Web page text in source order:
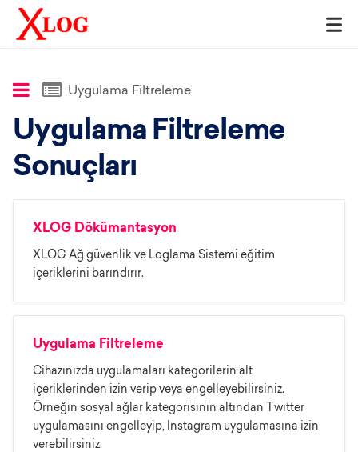
Uygulama Filtreleme
Uygulama Filtreleme
Sonuçları
XLOG Dökümantasyon
XLOG Ağ güvenlik ve Loglama Sistemi eğitim
içeriklerini barındırır.
Uygulama Filtreleme
Cihazınızda uygulamaları kategorilerin alt
içeriklerinden izin verip veya engelleyebilirsiniz.
Örneğin sosyal ağlar kategorisinin altından Twitter
uygulamasını engelleyip, Instagram uygulamasına izin
verebilirsiniz.